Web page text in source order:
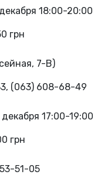
18:00-20:00
грн
7-В)
(063) 608-68-49
17:00-19:00
грн
51-05